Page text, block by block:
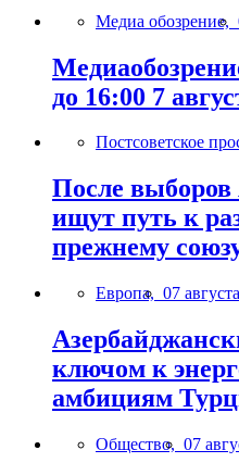
Медиа обозрение,
до 16:00 7
Постсоветское
После
ищут путь к
прежнему
Европа, 07
ключом к
амбициям
Общество, 07